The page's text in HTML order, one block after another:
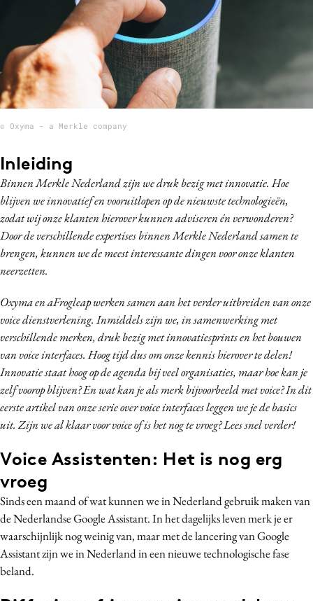
Campagnes
Carriere
Contentmarketing
Craft
Design
Digital transformation
Diversiteit
Effectiviteit
Gedragsverandering
Influencer marketing
Martech
Media
Merkstrategie
PR
Programmatic
Purpose Marketing
Reputatie & crisis
© Oxyma - a Merkle company
Inleiding
Binnen Merkle Nederland zijn we druk bezig met innovatie. Hoe
blijven we innovatief en vooruitlopen op de nieuwste technologieën,
zodat wij onze klanten hierover kunnen adviseren én verwonderen?
Door de verschillende expertises binnen Merkle Nederland samen te
brengen, kunnen we de meest interessante dingen voor onze klanten
neerzetten.
Oxyma en aFrogleap werken samen aan het verder uitbreiden van onze
voice dienstverlening. Inmiddels zijn we, in samenwerking met
verschillende merken, druk bezig met innovatiesprints en het bouwen
van voice interfaces. Hoog tijd dus om onze kennis hierover te delen!
Innovatie staat hoog op de agenda bij veel organisaties, maar hoe kan je
zelf voorop blijven? En wat kan je als merk bijvoorbeeld met voice? In dit
eerste artikel van onze serie over voice interfaces leggen we je de basics
uit. Zijn we al klaar voor voice of is het nog te vroeg? Lees snel verder!
Voice Assistenten: Het is nog erg
vroeg
Sinds een maand of wat kunnen we in Nederland gebruik maken van
de Nederlandse Google Assistant. In het dagelijks leven merk je er
waarschijnlijk nog weinig van, maar met de lancering van Google
Assistant zijn we in Nederland in een nieuwe technologische fase
beland.